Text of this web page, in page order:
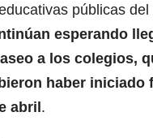
públicas
esperando
a los colegios,
haber iniciado
abril .